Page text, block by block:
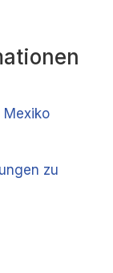
Mexiko
zu